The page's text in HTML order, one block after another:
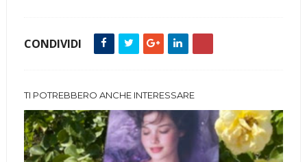
CONDIVIDI
TI POTREBBERO ANCHE INTERESSARE